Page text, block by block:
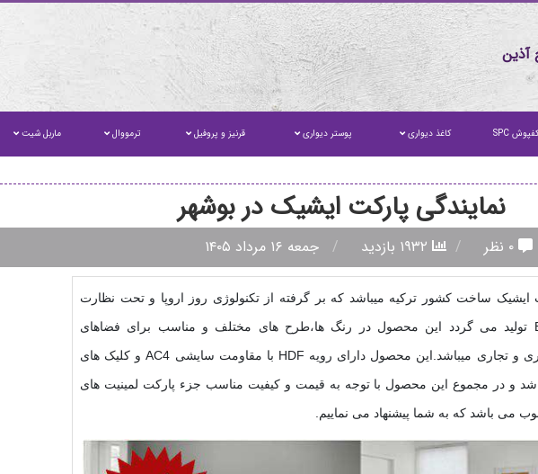
آذین
کفپوش SPC کاغذ دیواری پوستر دیواری قرنیز و پروفیل ترمووال ماربل شیت
نمایندگی پارکت ایشیک در بوشهر
۰ نظر جمعه ۱۶ مرداد ۱۴۰۵
ایشیک ساخت کشور ترکیه میباشد که بر گرفته از تکنولوژی روز اروپا و تحت نظارت
استاندارد E1 تولید می گردد این محصول در رنگ ها،طرح های مختلف و مناسب برای فضاهای
مسکونی اداری و تجاری میباشد.این محصول دارای رویه HDF با مقاومت سایشی AC4 و کلیک های
و در مجموع این محصول با توجه به قیمت و کیفیت مناسب جزء پارکت لمینیت های
می باشد که به شما پیشنهاد می نماییم.